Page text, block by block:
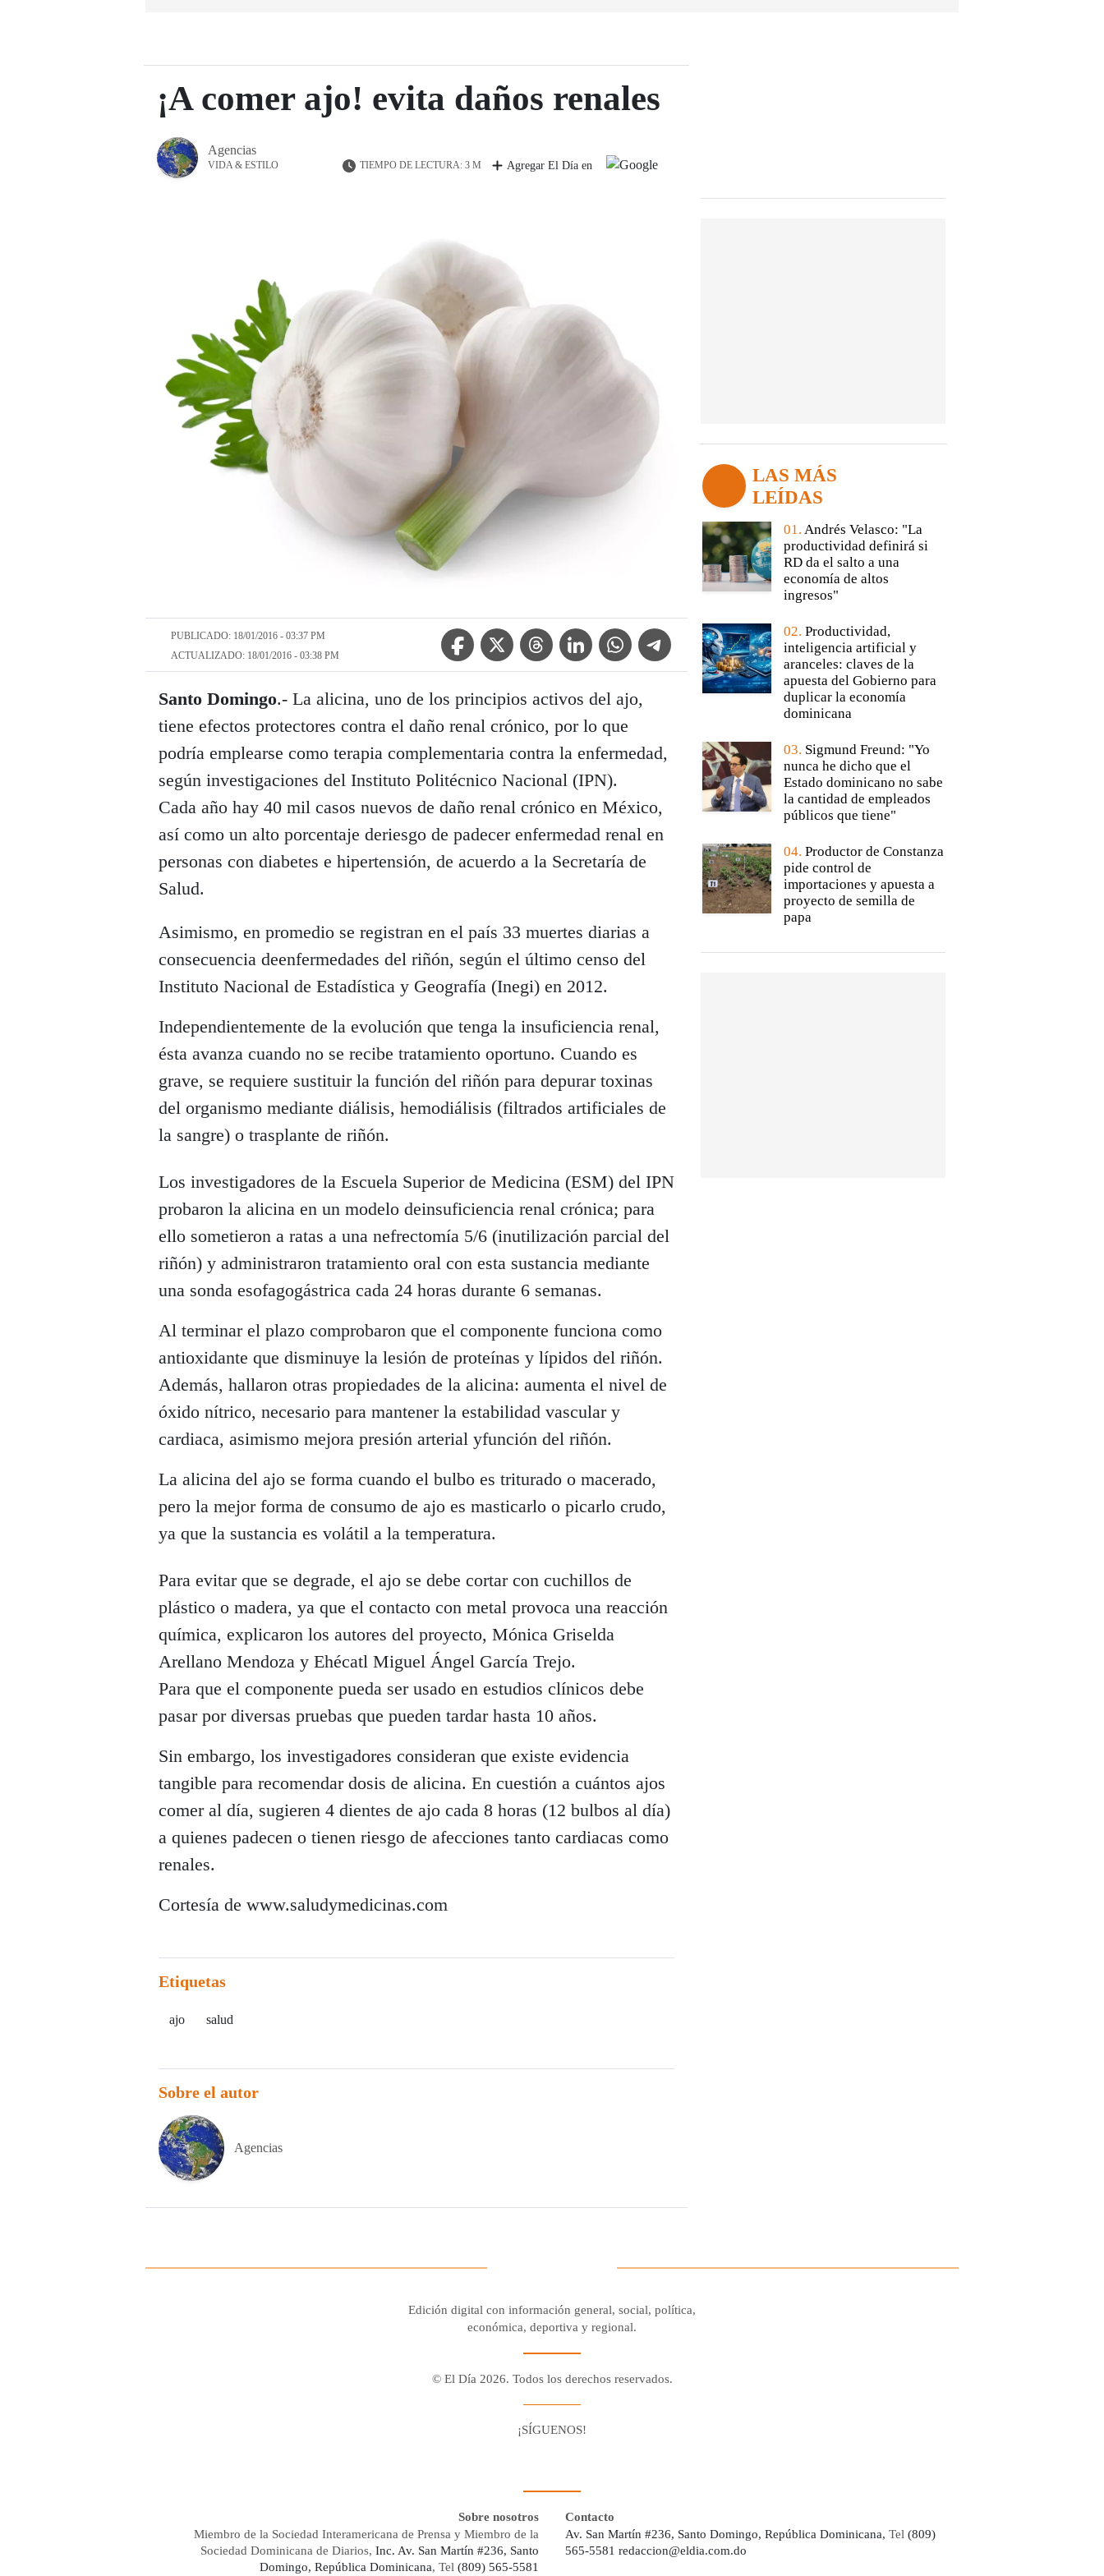
¡A comer ajo! evita daños renales
Agencias
VIDA & ESTILO TIEMPO DE LECTURA: 3 M Agregar El Día en
PUBLICADO: 18/01/2016 - 03:37 PM
ACTUALIZADO: 18/01/2016 - 03:38 PM
Facebook IconTwitter IconThreads IconLinkedin IconWhatsApp IconTelegram Icon
Santo Domingo.- La alicina, uno de los principios activos del ajo,
tiene efectos protectores contra el daño renal crónico, por lo que
podría emplearse como terapia complementaria contra la enfermedad,
según investigaciones del Instituto Politécnico Nacional (IPN).
Cada año hay 40 mil casos nuevos de daño renal crónico en México,
así como un alto porcentaje deriesgo de padecer enfermedad renal en
personas con diabetes e hipertensión, de acuerdo a la Secretaría de
Salud.
Asimismo, en promedio se registran en el país 33 muertes diarias a
consecuencia deenfermedades del riñón, según el último censo del
Instituto Nacional de Estadística y Geografía (Inegi) en 2012.
Independientemente de la evolución que tenga la insuficiencia renal,
ésta avanza cuando no se recibe tratamiento oportuno. Cuando es
grave, se requiere sustituir la función del riñón para depurar toxinas
del organismo mediante diálisis, hemodiálisis (filtrados artificiales de
la sangre) o trasplante de riñón.
Los investigadores de la Escuela Superior de Medicina (ESM) del IPN
probaron la alicina en un modelo deinsuficiencia renal crónica; para
ello sometieron a ratas a una nefrectomía 5/6 (inutilización parcial del
riñón) y administraron tratamiento oral con esta sustancia mediante
una sonda esofagogástrica cada 24 horas durante 6 semanas.
Al terminar el plazo comprobaron que el componente funciona como
antioxidante que disminuye la lesión de proteínas y lípidos del riñón.
Además, hallaron otras propiedades de la alicina: aumenta el nivel de
óxido nítrico, necesario para mantener la estabilidad vascular y
cardiaca, asimismo mejora presión arterial yfunción del riñón.
La alicina del ajo se forma cuando el bulbo es triturado o macerado,
pero la mejor forma de consumo de ajo es masticarlo o picarlo crudo,
ya que la sustancia es volátil a la temperatura.
Para evitar que se degrade, el ajo se debe cortar con cuchillos de
plástico o madera, ya que el contacto con metal provoca una reacción
química, explicaron los autores del proyecto, Mónica Griselda
Arellano Mendoza y Ehécatl Miguel Ángel García Trejo.
Para que el componente pueda ser usado en estudios clínicos debe
pasar por diversas pruebas que pueden tardar hasta 10 años.
Sin embargo, los investigadores consideran que existe evidencia
tangible para recomendar dosis de alicina. En cuestión a cuántos ajos
comer al día, sugieren 4 dientes de ajo cada 8 horas (12 bulbos al día)
a quienes padecen o tienen riesgo de afecciones tanto cardiacas como
renales.
Cortesía de www.saludymedicinas.com
Etiquetas
ajo salud
Sobre el autor
Agencias
LAS MÁS
LEÍDAS
01. Andrés Velasco: "La
productividad definirá si
RD da el salto a una
economía de altos
ingresos"
02. Productividad,
inteligencia artificial y
aranceles: claves de la
apuesta del Gobierno para
duplicar la economía
dominicana
03. Sigmund Freund: "Yo
nunca he dicho que el
Estado dominicano no sabe
la cantidad de empleados
públicos que tiene"
04. Productor de Constanza
pide control de
importaciones y apuesta a
proyecto de semilla de
papa
Edición digital con información general, social, política,
económica, deportiva y regional.
© El Día 2026. Todos los derechos reservados.
¡SÍGUENOS!
Sobre nosotros
Miembro de la Sociedad Interamericana de Prensa y Miembro de la
Sociedad Dominicana de Diarios, Inc. Av. San Martín #236, Santo
Domingo, República Dominicana, Tel (809) 565-5581
Contacto
Av. San Martín #236, Santo Domingo, República Dominicana, Tel (809)
565-5581 redaccion@eldia.com.do